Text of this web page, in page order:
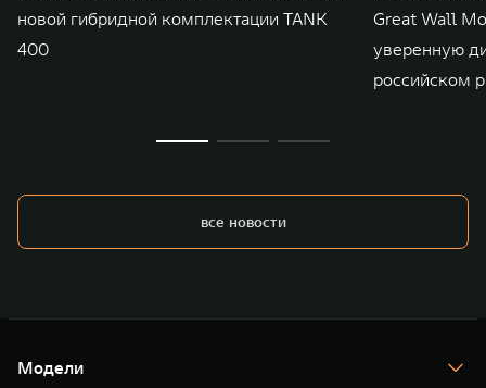
новой гибридной комплектации TANK
400
Great Wall
уверенную
российском
все новости
Модели